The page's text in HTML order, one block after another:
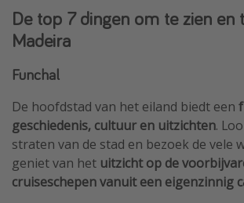
De top 7 dingen om te zien en
Madeira
Funchal
De hoofdstad van het eiland biedt een
geschiedenis, cultuur en uitzichten.
straten van de stad en bezoek de vele
geniet van het uitzicht op de
cruiseschepen vanuit een eigenzinnig